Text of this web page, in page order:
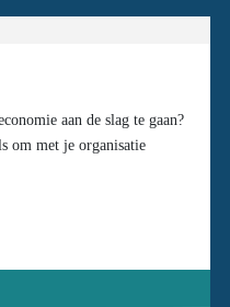
aan de slag te gaan?
om met je organisatie